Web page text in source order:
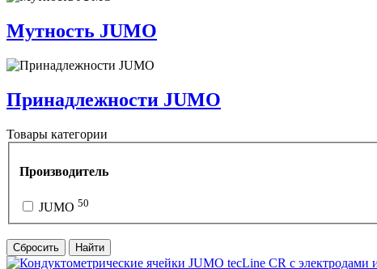
Мутность JUMO
Принадлежности JUMO
Товары категории
Производитель
JUMO 50
Сбросить Найти